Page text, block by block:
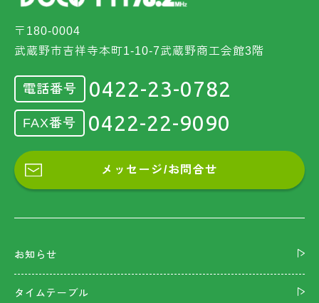
〒180-0004
武蔵野市吉祥寺本町1-10-7武蔵野商工会館3階
電話番号 0422-23-0782
FAX番号 0422-22-9090
メッセージ/お問合せ
お知らせ
タイムテーブル